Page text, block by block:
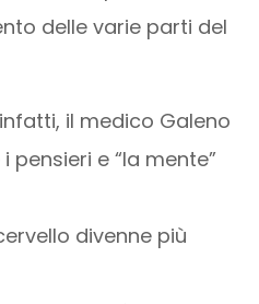
delle varie parti del
il medico Galeno
e “la mente”
divenne più